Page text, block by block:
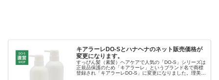
キアラーレDO-Sとハナヘナのネット販売価格が
変更になります。
すっぴん髪（素髪）ヘアケアで人気の「DO-S」シリーズは
正規品保護のため「キアラーレ」というブランド名で商標
登録され「キアラーレDO-S」に変更になりました。理美容